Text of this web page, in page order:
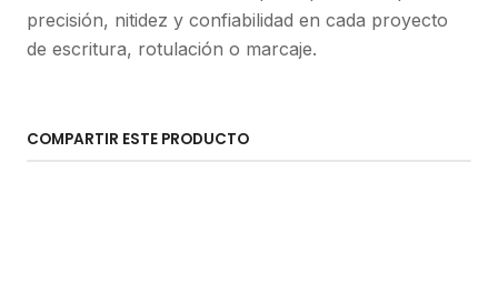
precisión, nitidez y confiabilidad en cada proyecto
de escritura, rotulación o marcaje.
COMPARTIR ESTE PRODUCTO